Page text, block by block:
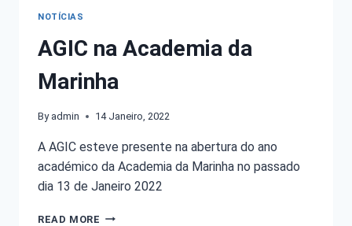
NOTÍCIAS
AGIC na Academia da
Marinha
By admin 14 Janeiro, 2022
A AGIC esteve presente na abertura do ano
académico da Academia da Marinha no passado
dia 13 de Janeiro 2022
READ MORE